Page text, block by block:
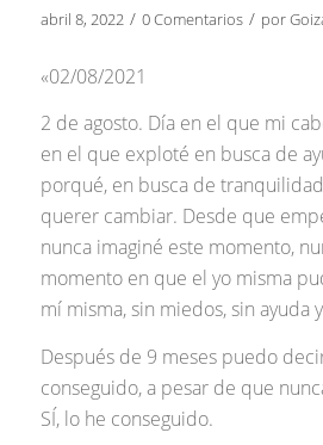
abril 8, 2022 / 0 Comentarios / por
«02/08/2021
2 de agosto. Día en el que mi
en el que exploté en busca de
porqué, en busca de
querer cambiar. Desde que
nunca imaginé este momento,
momento en que el yo misma
mí misma, sin miedos, sin ayuda
Después de 9 meses puedo
conseguido, a pesar de que
SÍ, lo he conseguido.